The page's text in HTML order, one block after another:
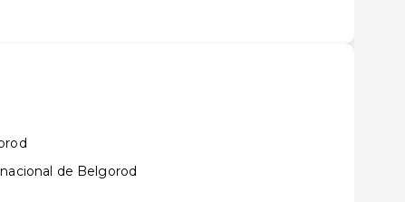
de Belgorod